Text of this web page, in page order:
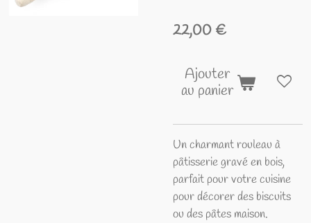
22,00 €
Ajouter
au panier
Un charmant rouleau à
pâtisserie gravé en bois,
parfait pour votre cuisine
pour décorer des biscuits
ou des pâtes maison.